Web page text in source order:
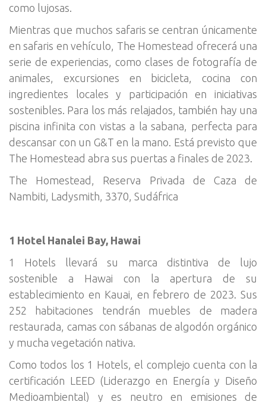
como lujosas.
Mientras que muchos safaris se centran únicamente
en safaris en vehículo, The Homestead ofrecerá una
serie de experiencias, como clases de fotografía de
animales, excursiones en bicicleta, cocina con
ingredientes locales y participación en iniciativas
sostenibles. Para los más relajados, también hay una
piscina infinita con vistas a la sabana, perfecta para
descansar con un G&T en la mano. Está previsto que
The Homestead abra sus puertas a finales de 2023.
The Homestead, Reserva Privada de Caza de
Nambiti, Ladysmith, 3370, Sudáfrica
1 Hotel Hanalei Bay, Hawai
1 Hotels llevará su marca distintiva de lujo
sostenible a Hawai con la apertura de su
establecimiento en Kauai, en febrero de 2023. Sus
252 habitaciones tendrán muebles de madera
restaurada, camas con sábanas de algodón orgánico
y mucha vegetación nativa.
Como todos los 1 Hotels, el complejo cuenta con la
certificación LEED (Liderazgo en Energía y Diseño
Medioambiental) y es neutro en emisiones de